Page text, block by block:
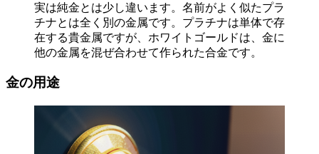
実は純金とは少し違います。名前がよく似たプラ
チナとは全く別の金属です。プラチナは単体で存
在する貴金属ですが、ホワイトゴールドは、金に
他の金属を混ぜ合わせて作られた合金です。
金の用途